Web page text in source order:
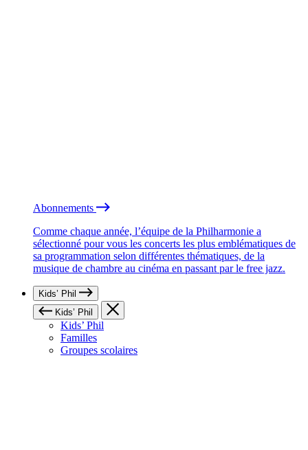
Abonnements
Comme chaque année, l’équipe de la Philharmonie a
sélectionné pour vous les concerts les plus emblématiques de
sa programmation selon différentes thématiques, de la
musique de chambre au cinéma en passant par le free jazz.
Kids’ Phil
Kids’ Phil
Kids’ Phil
Familles
Groupes scolaires